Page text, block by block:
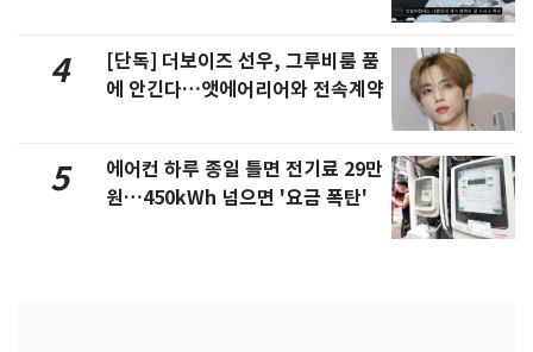
4
[단독] 더보이즈 선우, 그루비룸 품
에 안긴다…앳에어리어와 전속계약
5
에어컨 하루 종일 틀면 전기료 29만
원…450kWh 넘으면 '요금 폭탄'